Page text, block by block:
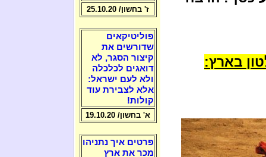
בארץ:
ז' בחשון/ 25.10.20
פוליטיקאים
שדורשים את
קיצור הסגר, לא
דואגים לכלכלה
ולא לעם ישראל:
אלא לצבירת עוד
קולות!
א' בחשון/ 19.10.20
פרטים איך נתניהו
מכר את ארץ